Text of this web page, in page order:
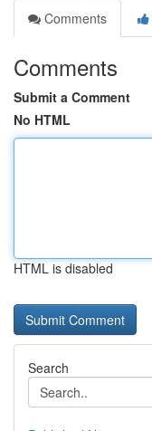
Comments
Comments
Submit a Comment
No HTML
HTML is disabled
Search